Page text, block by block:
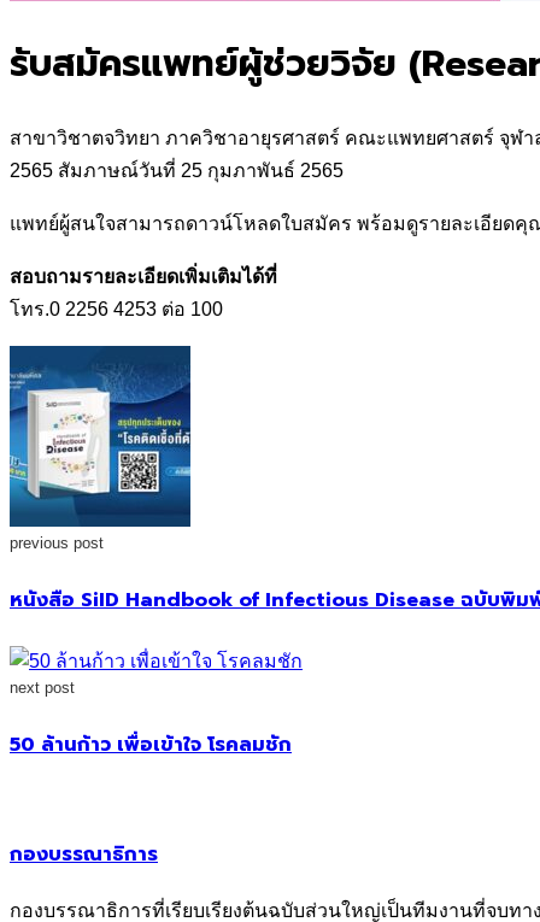
รับสมัครแพทย์ผู้ช่วยวิจัย
สาขาวิชาตจวิทยา ภาควิชาอายุรศาสตร์ คณะแพทยศาสตร์ จุฬ
2565 สัมภาษณ์วันที่ 25 กุมภาพันธ์ 2565
แพทย์ผู้สนใจสามารถดาวน์โหลดใบสมัคร พร้อมดูรายละเอียด
สอบถามรายละเอียดเพิ่มเติมได้ที่
โทร.0 2256 4253 ต่อ 100
previous post
หนังสือ SiID Handbook of Infectious Disease ฉบับพิม
next post
50 ล้านก้าว เพื่อเข้าใจ โรคลมชัก
กองบรรณาธิการ
กองบรรณาธิการที่เรียบเรียงต้นฉบับส่วนใหญ่เป็นทีมงานที่จบท